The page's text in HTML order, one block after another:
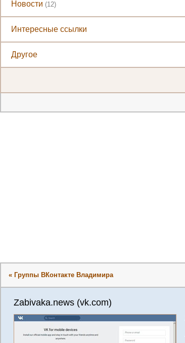
Новости (12)
Интересные ссылки
Другое
« Группы ВКонтакте Владимира
Zabivaka.news (vk.com)